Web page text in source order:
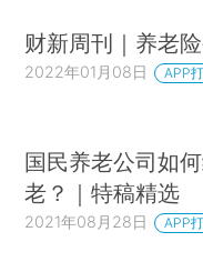
财新周刊｜养老
2022年01月08日 APP
国民养老公司如
老？｜特稿精选
2021年08月28日 APP